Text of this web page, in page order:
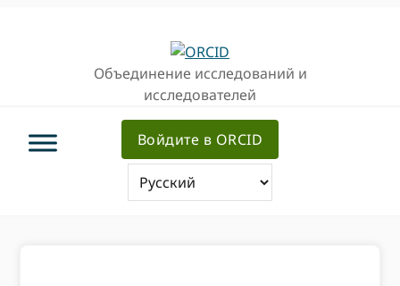
Объединение исследований и
исследователей
Войдите в ORCID